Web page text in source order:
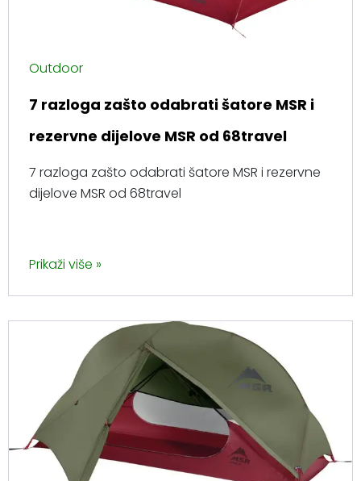
Outdoor
7 razloga zašto odabrati šatore MSR i
rezervne dijelove MSR od 68travel
7 razloga zašto odabrati šatore MSR i rezervne
dijelove MSR od 68travel
Prikaži više »